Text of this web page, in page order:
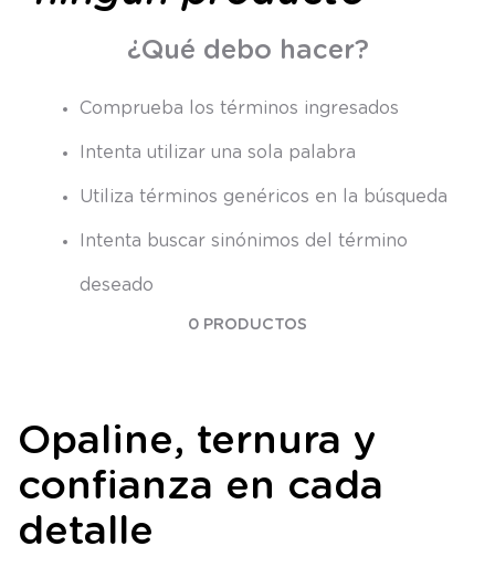
¿Qué debo hacer?
Comprueba los términos ingresados
Intenta utilizar una sola palabra
Utiliza términos genéricos en la búsqueda
Intenta buscar sinónimos del término
deseado
0 PRODUCTOS
Opaline, ternura y
confianza en cada
detalle
saco dormir
poleron